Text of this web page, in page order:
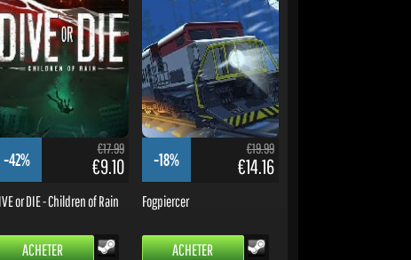
-42%
€17.99
€9.10
or DIE - Children of Rain
ACHETER
-18%
€19.99
€14.16
Fogpiercer
ACHETER